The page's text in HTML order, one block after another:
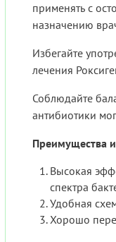
применять с
назначению
Избегайте
лечения
Соблюдайте
антибиотики
Преимущества
Высокая
спектра
Удобная
Хорошо